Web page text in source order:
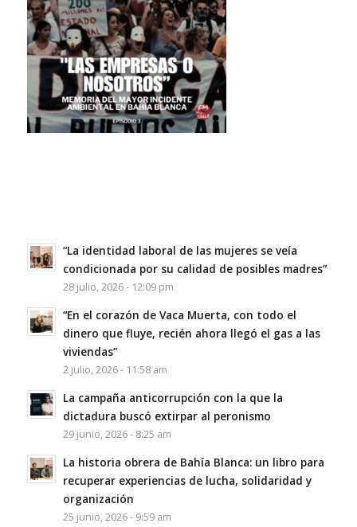
“La identidad laboral de las mujeres se veía
condicionada por su calidad de posibles madres”
28 julio, 2026 - 12:09 pm
“En el corazón de Vaca Muerta, con todo el
dinero que fluye, recién ahora llegó el gas a las
viviendas”
2 julio, 2026 - 11:58 am
La campaña anticorrupción con la que la
dictadura buscó extirpar al peronismo
29 junio, 2026 - 8:25 am
La historia obrera de Bahía Blanca: un libro para
recuperar experiencias de lucha, solidaridad y
organización
25 junio, 2026 - 9:59 am